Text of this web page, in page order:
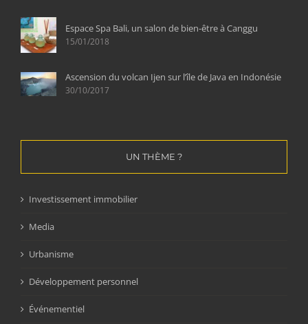
Espace Spa Bali, un salon de bien-être à Canggu
15/01/2018
Ascension du volcan Ijen sur l’île de Java en Indonésie
30/10/2017
UN THÈME ?
Investissement immobilier
Media
Urbanisme
Développement personnel
Événementiel